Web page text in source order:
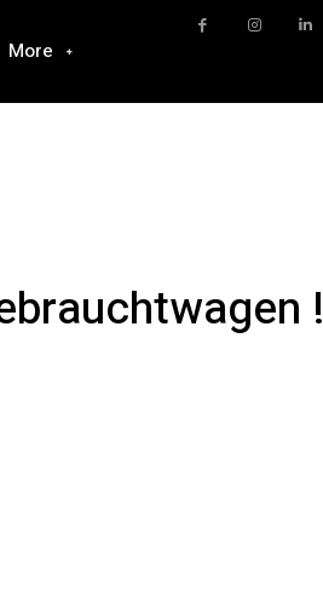
More
!